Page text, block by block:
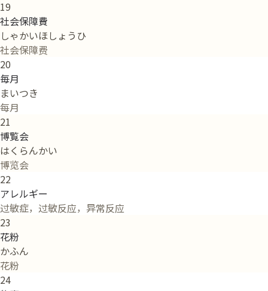
19
社会保障費
しゃかいほしょうひ
社会保障费
20
毎月
まいつき
每月
21
博覧会
はくらんかい
博览会
22
アレルギー
过敏症，过敏反应，异常反应
23
花粉
かふん
花粉
24